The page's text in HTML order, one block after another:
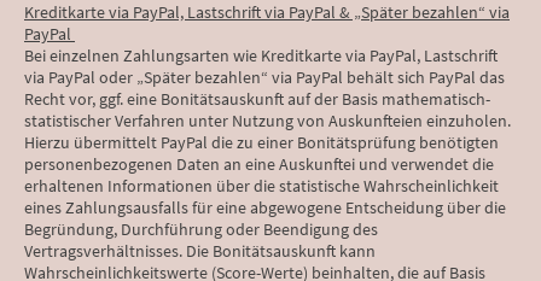
Kreditkarte via PayPal, Lastschrift via PayPal & „Später bezahlen“ via
PayPal
Bei einzelnen Zahlungsarten wie Kreditkarte via PayPal, Lastschrift
via PayPal oder „Später bezahlen“ via PayPal behält sich PayPal das
Recht vor, ggf. eine Bonitätsauskunft auf der Basis mathematisch-
statistischer Verfahren unter Nutzung von Auskunfteien einzuholen.
Hierzu übermittelt PayPal die zu einer Bonitätsprüfung benötigten
personenbezogenen Daten an eine Auskunftei und verwendet die
erhaltenen Informationen über die statistische Wahrscheinlichkeit
eines Zahlungsausfalls für eine abgewogene Entscheidung über die
Begründung, Durchführung oder Beendigung des
Vertragsverhältnisses. Die Bonitätsauskunft kann
Wahrscheinlichkeitswerte (Score-Werte) beinhalten, die auf Basis